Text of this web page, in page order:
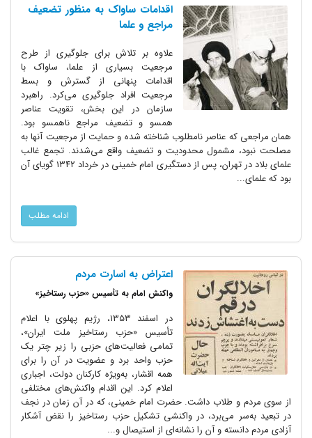
اقدامات ساواک به منظور تضعیف
مراجع و علما
علاوه بر تلاش برای جلوگیری از طرح
مرجعیت بسیاری از علما، ساواک با
اقدامات پنهانی از گسترش و بسط
مرجعیت افراد جلوگیری می‌کرد. راهبرد
سازمان در این بخش، تقویت عناصر
همسو و تضعیف مراجع ناهمسو بود.
همان مراجعی که عناصر نامطلوب شناخته شده و حمایت از مرجعیت آنها به
مصلحت نبود، مشمول محدودیت و تضعیف واقع می‌شدند. تجمع غالب
علمای بلاد در تهران، پس از دستگیری امام خمینی در خرداد ۱۳۴۲ گویای آن
بود که علمای...
ادامه مطلب
اعتراض به اسارت مردم
واکنش امام به تأسیس «حزب رستاخیز»
در اسفند ۱۳۵۳، رژیم پهلوی با اعلام
تأسیس «حزب رستاخیز ملت ایران»،
تمامی فعالیت‌های حزبی را زیر چتر یک
حزب واحد برد و عضویت در آن را برای
همه اقشار، به‌ویژه کارکنان دولت، اجباری
اعلام کرد. این اقدام واکنش‌های مختلفی
از سوی مردم و طلاب داشت. حضرت امام خمینی، که در آن زمان در نجف
در تبعید به‌سر می‌برد، در واکنشی تشکیل حزب رستاخیز را نقض آشکار
آزادی مردم دانسته و آن را نشانه‌ای از استیصال و...